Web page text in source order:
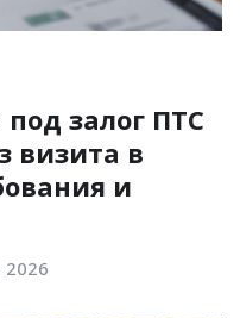
залог ПТС
визита в
и